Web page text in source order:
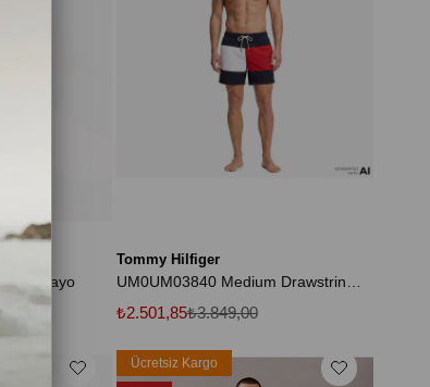
Mayo
Tommy Hilfiger
₺2.501,85₺3.849,00
Ücretsiz Kargo